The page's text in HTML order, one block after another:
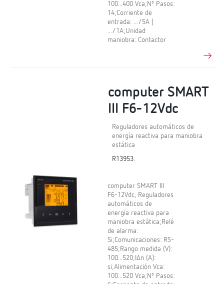
100...400 Vca;Nº Pasos:
14;Corriente de
entrada: .../5A |
.../1A;Unidad
maniobra: Contactor
computer SMART
III F6-12Vdc
Reguladores automáticos de
energía reactiva para maniobra
estática
R13953.
computer SMART III
F6-12Vdc, Reguladores
automáticos de
energía reactiva para
maniobra estática;Relé
de alarma:
Si;Comunicaciones: RS-
485;Rango medida (V):
100...520;IΔn (A):
si;Alimentación Vca:
100...520 Vca;Nº Pasos: